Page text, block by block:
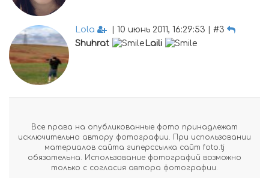
Lola
| 10 июнь 2011, 16:29:53 | #3
Shuhrat
Laili
Все права на опубликованные фото принадлежат
исключительно автору фотографии. При использовании
материалов сайта гиперссылка сайт foto.tj
обязательна. Использование фотографий возможно
только с согласия автора фотографии.